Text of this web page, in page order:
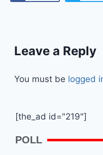
Leave a Reply
You must be logged
[the_ad id="219"]
POLL